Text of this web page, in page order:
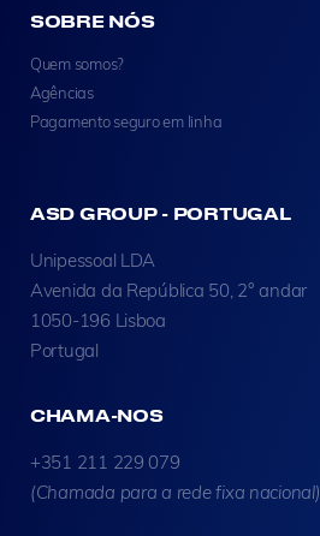
SOBRE NÓS
Quem somos?
Agências
Pagamento seguro em linha
ASD GROUP - PORTUGAL
Unipessoal LDA
Avenida da República 50, 2° andar
1050-196 Lisboa
Portugal
CHAMA-NOS
+351 211 229 079
(Chamada para a rede fixa nacional)